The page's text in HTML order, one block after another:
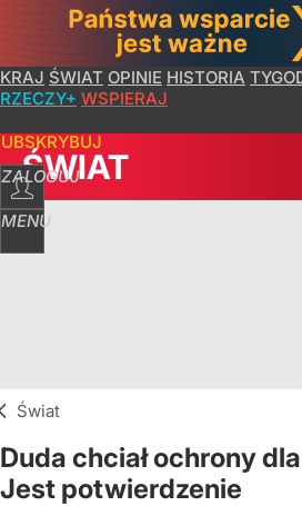
KRAJ ŚWIAT OPINIE HISTORIA
RZECZY+ WSPIERAJ
ZALOGUJ
MENU
ŚWIAT
Świat
Duda chciał ochrony
Jest potwierdzenie